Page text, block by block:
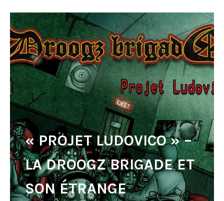
« PROJET LUDOVICO » –
LA DROOGZ BRIGADE ET
SON ÉTRANGE